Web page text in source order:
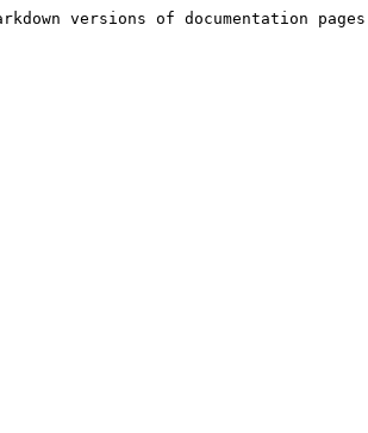
versions of documentation